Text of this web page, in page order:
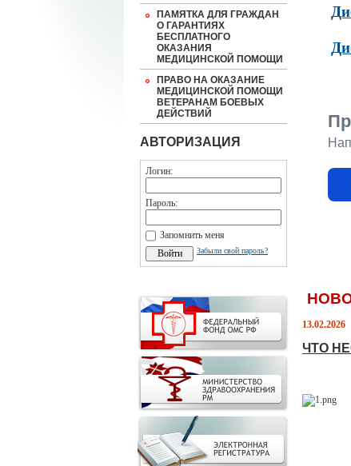
ПАМЯТКА ДЛЯ ГРАЖДАН
О ГАРАНТИЯХ
БЕСПЛАТНОГО
ОКАЗАНИЯ
МЕДИЦИНСКОЙ ПОМОЩИ
ПРАВО НА ОКАЗАНИЕ
МЕДИЦИНСКОЙ ПОМОЩИ
ВЕТЕРАНАМ БОЕВЫХ
ДЕЙСТВИЙ
АВТОРИЗАЦИЯ
Логин:
Пароль:
Запомнить меня
Забыли свой пароль?
13.02.2026
ЧТО